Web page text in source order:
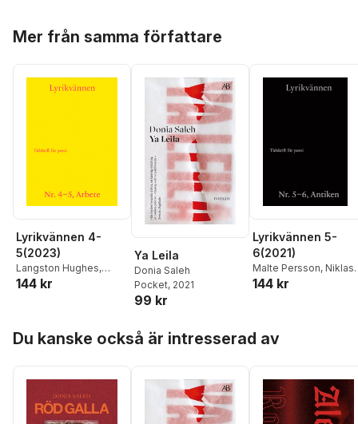
Mer från samma författare
Lyrikvännen 4-
5(2023)
Langston Hughes,
Johan Jönson
Rancière,Marianne
Björn Kjellgren,Erik
Lindman Mata,Hedvig
,Filip Lindberg
Niklas Söderberg,
144 kr
Ya Leila
Donia Saleh
Pocket, 2021
99 kr
Lyrikvännen 5-
6(2021)
Malte Persson, Niklas
Haga ,Rebecka Kärde
Jesper Svenbro
Kristina Olsson,
Amundsen Bergström
Magdalena
Donia Saleh
Niklas
144 kr
Du kanske också är intresserad av